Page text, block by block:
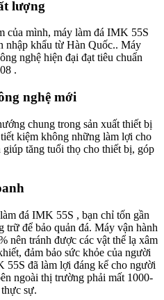
lượng
của mình, máy làm đá IMK 55S
nhập khẩu từ Hàn Quốc.. Máy
nghệ hiện đại đạt tiêu chuẩn
.
nghệ mới
chung trong sản xuất thiết bị
kiệm không những làm lợi cho
tăng tuổi thọ cho thiết bị, góp
đá IMK 55S , bạn chỉ tốn gần
trữ để bảo quản đá. Máy vận hành
nên tránh được các vật thể lạ xâm
đảm bảo sức khỏe của người
đã làm lợi đáng kể cho người
ngoài thị trường phải mất 1000-
sự.